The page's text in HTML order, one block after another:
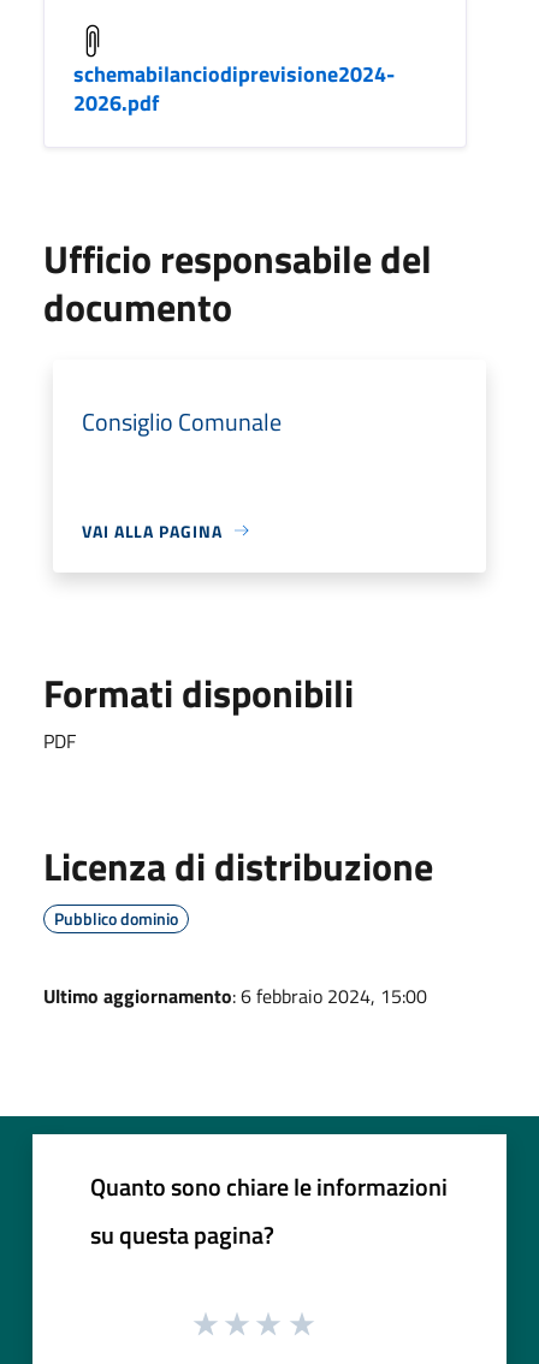
schemabilanciodiprevisione2024-
2026.pdf
Ufficio responsabile del
documento
Consiglio Comunale
VAI ALLA PAGINA
Formati disponibili
PDF
Licenza di distribuzione
Pubblico dominio
Ultimo aggiornamento: 6 febbraio 2024, 15:00
Quanto sono chiare le informazioni
su questa pagina?